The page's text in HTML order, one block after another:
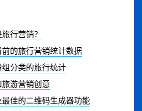
行营销？
的旅行营销统计数据
分类的旅行统计
游营销创意
佳的二维码生成器功能